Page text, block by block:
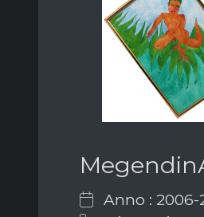
Anno : 2006-